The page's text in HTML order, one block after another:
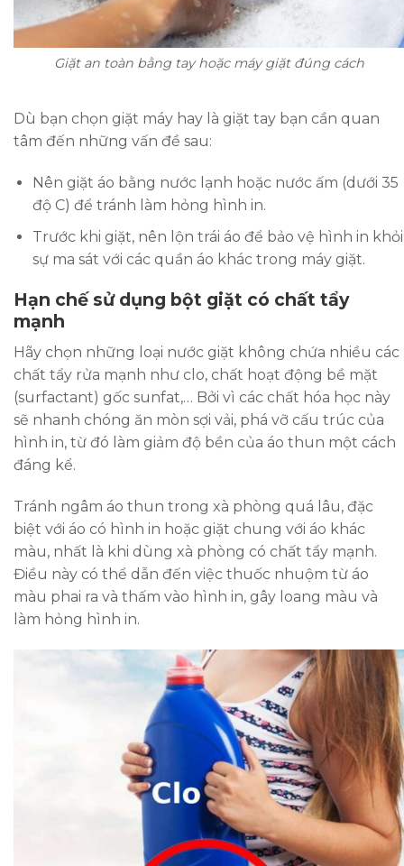
Giặt an toàn bằng tay hoặc máy giặt đúng cách
Dù bạn chọn giặt máy hay là giặt tay bạn cần quan
tâm đến những vấn đề sau:
Nên giặt áo bằng nước lạnh hoặc nước ấm (dưới 35
độ C) để tránh làm hỏng hình in.
Trước khi giặt, nên lộn trái áo để bảo vệ hình in khỏi
sự ma sát với các quần áo khác trong máy giặt.
Hạn chế sử dụng bột giặt có chất tẩy
mạnh
Hãy chọn những loại nước giặt không chứa nhiều các
chất tẩy rửa mạnh như clo, chất hoạt động bề mặt
(surfactant) gốc sunfat,… Bởi vì các chất hóa học này
sẽ nhanh chóng ăn mòn sợi vải, phá vỡ cấu trúc của
hình in, từ đó làm giảm độ bền của áo thun một cách
đáng kể.
Tránh ngâm áo thun trong xà phòng quá lâu, đặc
biệt với áo có hình in hoặc giặt chung với áo khác
màu, nhất là khi dùng xà phòng có chất tẩy mạnh.
Điều này có thể dẫn đến việc thuốc nhuộm từ áo
màu phai ra và thấm vào hình in, gây loang màu và
làm hỏng hình in.